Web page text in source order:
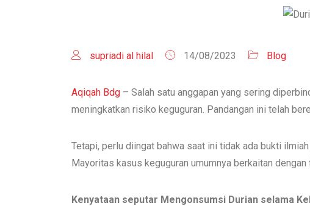
supriadi al hilal 14/08/2023 Blog
Aqiqah Bdg – Salah satu anggapan yang sering
meningkatkan risiko keguguran. Pandangan ini telah
Tetapi, perlu diingat bahwa saat ini tidak ada bukti
Mayoritas kasus keguguran umumnya berkaitan
Kenyataan seputar Mengonsumsi Durian selama